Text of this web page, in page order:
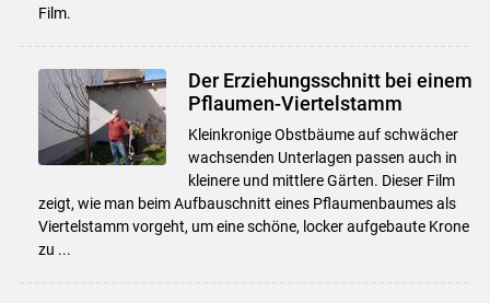
Film.
Der Erziehungsschnitt bei einem
Pflaumen-Viertelstamm
Kleinkronige Obstbäume auf schwächer
wachsenden Unterlagen passen auch in
kleinere und mittlere Gärten. Dieser Film
zeigt, wie man beim Aufbauschnitt eines Pflaumenbaumes als
Viertelstamm vorgeht, um eine schöne, locker aufgebaute Krone
zu ...